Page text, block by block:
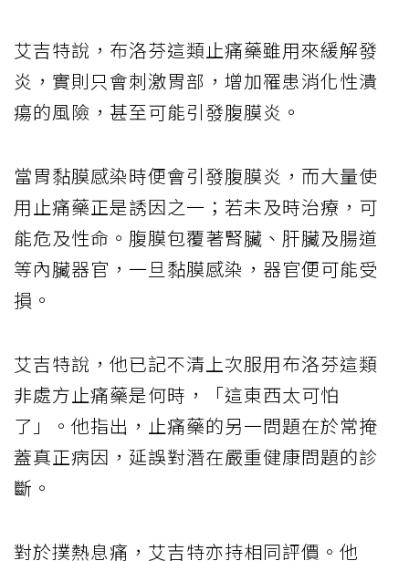
艾吉特說，布洛芬這類止痛藥雖用來緩解發
炎，實則只會刺激胃部，增加罹患消化性潰
瘍的風險，甚至可能引發腹膜炎。
當胃黏膜感染時便會引發腹膜炎，而大量使
用止痛藥正是誘因之一；若未及時治療，可
能危及性命。腹膜包覆著腎臟、肝臟及腸道
等內臟器官，一旦黏膜感染，器官便可能受
損。
艾吉特說，他已記不清上次服用布洛芬這類
非處方止痛藥是何時，「這東西太可怕
了」。他指出，止痛藥的另一問題在於常掩
蓋真正病因，延誤對潛在嚴重健康問題的診
斷。
對於撲熱息痛，艾吉特亦持相同評價。他